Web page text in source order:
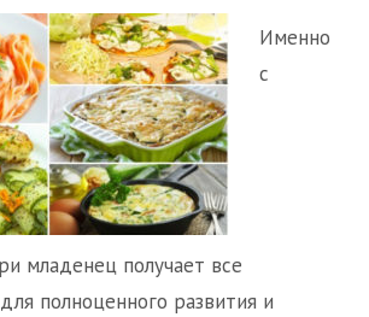
Именно
с
младенец получает все
полноценного развития и